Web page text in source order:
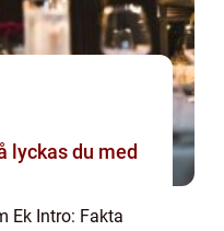
Ek Intro: Fakta